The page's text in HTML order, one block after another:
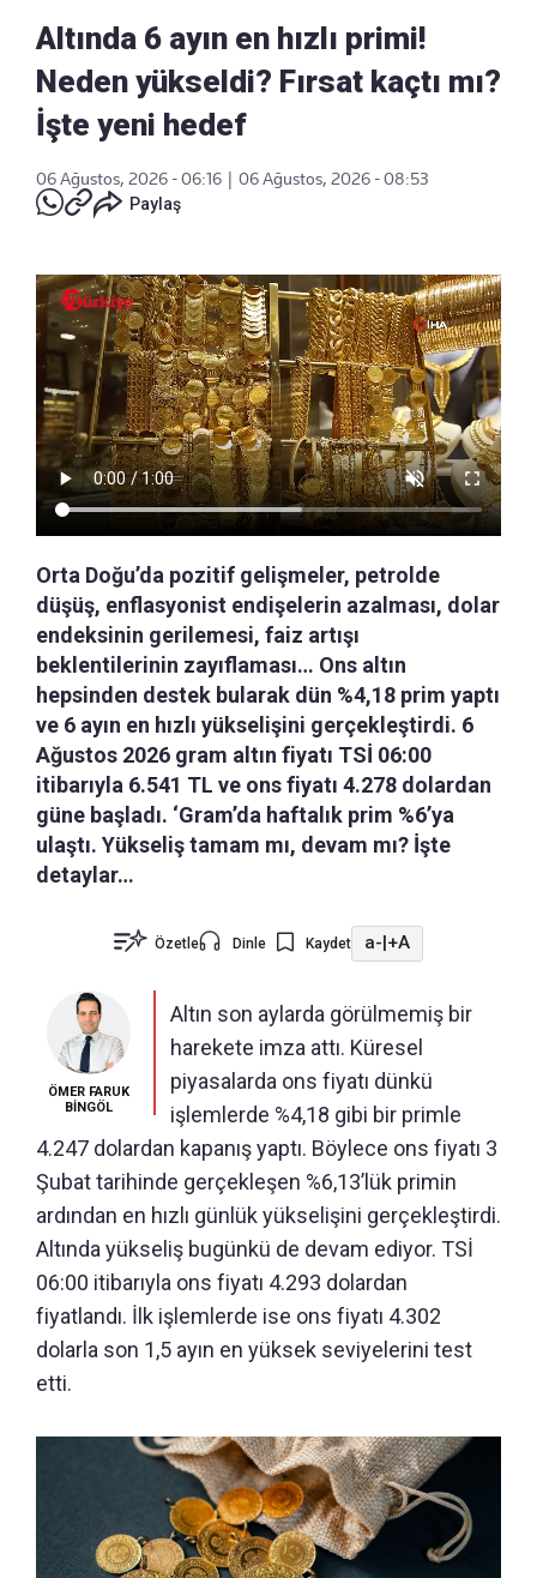
Altında 6 ayın en hızlı primi!
Neden yükseldi? Fırsat kaçtı mı?
İşte yeni hedef
06 Ağustos, 2026 - 06:16
06 Ağustos, 2026 - 08:53
Paylaş
Orta Doğu’da pozitif gelişmeler, petrolde
düşüş, enflasyonist endişelerin azalması, dolar
endeksinin gerilemesi, faiz artışı
beklentilerinin zayıflaması… Ons altın
hepsinden destek bularak dün %4,18 prim yaptı
ve 6 ayın en hızlı yükselişini gerçekleştirdi. 6
Ağustos 2026 gram altın fiyatı TSİ 06:00
itibarıyla 6.541 TL ve ons fiyatı 4.278 dolardan
güne başladı. ‘Gram’da haftalık prim %6’ya
ulaştı. Yükseliş tamam mı, devam mı? İşte
detaylar…
Özetle Dinle Kaydet a- +A
ÖMER FARUK
BİNGÖL
Altın son aylarda görülmemiş bir
harekete imza attı. Küresel
piyasalarda ons fiyatı dünkü
işlemlerde %4,18 gibi bir primle
4.247 dolardan kapanış yaptı. Böylece ons fiyatı 3
Şubat tarihinde gerçekleşen %6,13’lük primin
ardından en hızlı günlük yükselişini gerçekleştirdi.
Altında yükseliş bugünkü de devam ediyor. TSİ
06:00 itibarıyla ons fiyatı 4.293 dolardan
fiyatlandı. İlk işlemlerde ise ons fiyatı 4.302
dolarla son 1,5 ayın en yüksek seviyelerini test
etti.